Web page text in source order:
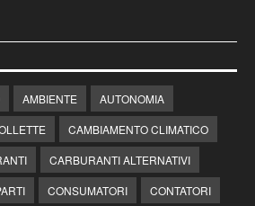
AMBIENTE
AUTONOMIA
CAMBIAMENTO CLIMATICO
CARBURANTI ALTERNATIVI
CONSUMATORI CONTATORI